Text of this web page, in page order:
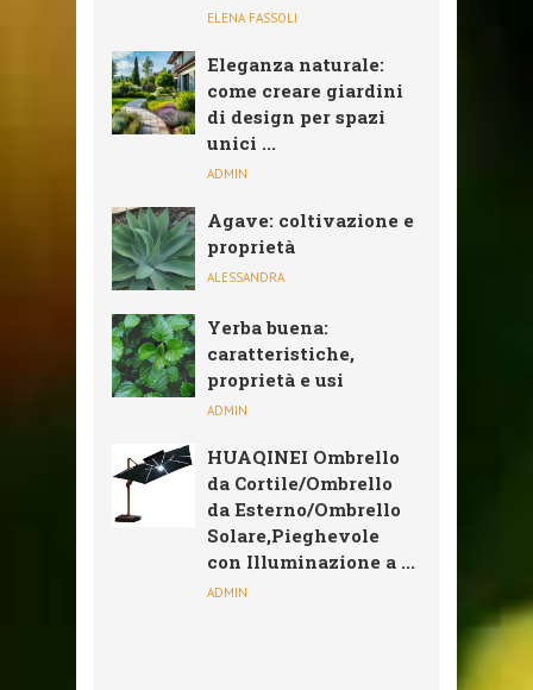
ELENA FASSOLI
Eleganza naturale:
come creare giardini
di design per spazi
unici ...
ADMIN
Agave: coltivazione e
proprietà
ALESSANDRA
Yerba buena:
caratteristiche,
proprietà e usi
ADMIN
HUAQINEI Ombrello
da Cortile/Ombrello
da Esterno/Ombrello
Solare,Pieghevole
con Illuminazione a ...
ADMIN